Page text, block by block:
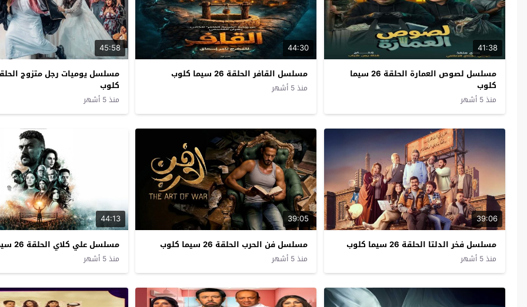
41:38
مسلسل لصوص العمارة الحلقة 26 سيما
كلوب
منذ 5 أشهر
44:30
مسلسل القافر الحلقة 26 سيما كلوب
منذ 5 أشهر
45:58
كلوب
منذ 5 أشهر
39:06
مسلسل فخر الدلتا الحلقة 26 سيما كلوب
منذ 5 أشهر
39:05
مسلسل فن الحرب الحلقة 26 سيما كلوب
منذ 5 أشهر
44:13
مسلسل علي كلاي الحلقة 26 سيما كلوب
منذ 5 أشهر